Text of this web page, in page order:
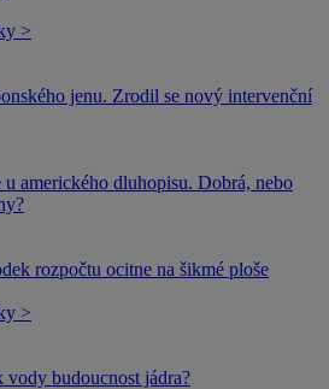
>
jenu. Zrodil se nový intervenční
u amerického dluhopisu. Dobrá, nebo
rozpočtu ocitne na šikmé ploše
>
vody budoucnost jádra?